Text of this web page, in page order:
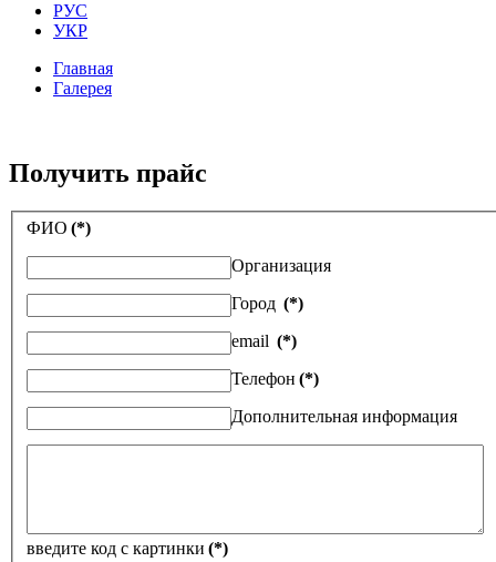
РУС
УКР
Главная
Галерея
Получить прайс
ФИО (*)
Организация
Город (*)
email (*)
Телефон (*)
Дополнительная информация
введите код с картинки (*)